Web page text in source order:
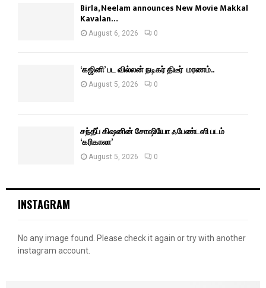
Birla, Neelam announces New Movie Makkal
Kavalan…
August 6, 2026 0
‘கஜினி’ பட வில்லன் நடிகர் திடீர் மரணம்..
August 5, 2026 0
சந்தீப் கிஷனின் சோஷியோ ஃபேண்டஸி படம்
‘கரிகாலா’
August 5, 2026 0
INSTAGRAM
No any image found. Please check it again or try with another
instagram account.